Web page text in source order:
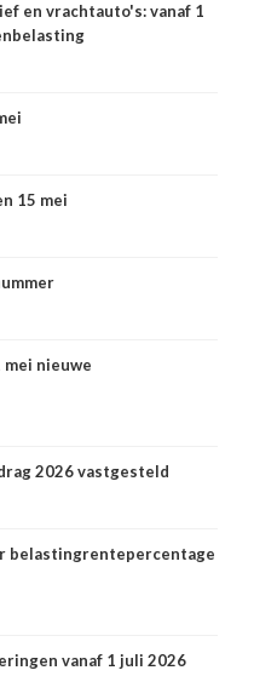
en vrachtauto's: vanaf 1
15 mei
nieuwe
2026 vastgesteld
belastingrentepercentage
vanaf 1 juli 2026